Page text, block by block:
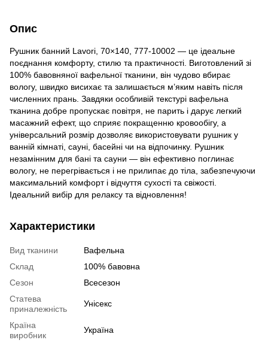
Опис
Рушник банний Lavori, 70×140, 777-10002 — це ідеальне
поєднання комфорту, стилю та практичності. Виготовлений зі
100% бавовняної вафельної тканини, він чудово вбирає
вологу, швидко висихає та залишається м’яким навіть після
численних прань. Завдяки особливій текстурі вафельна
тканина добре пропускає повітря, не парить і дарує легкий
масажний ефект, що сприяє покращенню кровообігу, а
універсальний розмір дозволяє використовувати рушник у
ванній кімнаті, сауні, басейні чи на відпочинку. Рушник
незамінним для бані та сауни — він ефективно поглинає
вологу, не перегрівається і не прилипає до тіла, забезпечуючи
максимальний комфорт і відчуття сухості та свіжості.
Ідеальний вибір для релаксу та відновлення!
Характеристики
Вид тканини
Вафельна
Склад
100% бавовна
Сезон
Всесезон
Статева
приналежність
Унісекс
Країна
виробник
Україна